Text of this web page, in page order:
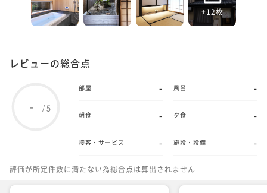
+12枚
レビューの総合点
- /5
部屋 - 風呂 -
朝食 - 夕食 -
接客・サービス - 施設・設備 -
評価が所定件数に満たない為総合点は算出されません